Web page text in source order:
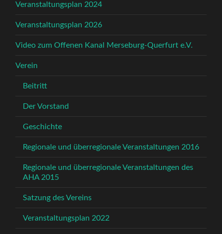
Veranstaltungsplan 2024
Veranstaltungsplan 2026
Video zum Offenen Kanal Merseburg-Querfurt e.V.
Verein
Beitritt
Der Vorstand
Geschichte
Regionale und überregionale Veranstaltungen 2016
Regionale und überregionale Veranstaltungen des
AHA 2015
Satzung des Vereins
Veranstaltungsplan 2022